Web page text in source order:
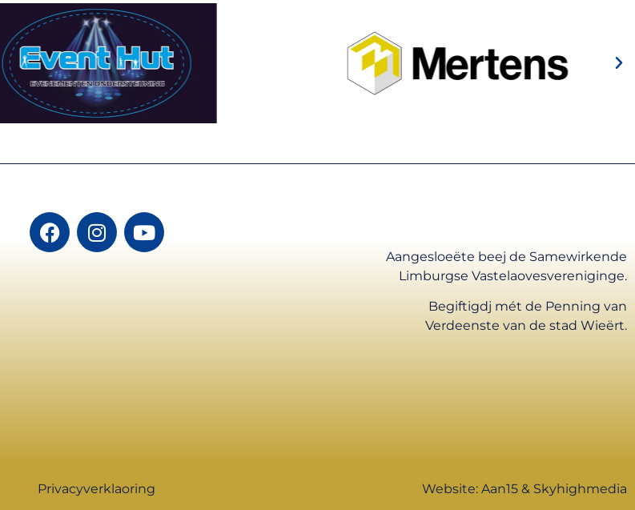
Aangesloeëte beej de Samewirkende
Limburgse Vastelaovesvereniginge.
Begiftigdj mét de Penning van
Verdeenste van de stad Wieërt.
Privacyverklaoring Website: Aan15& Skyhighmedia